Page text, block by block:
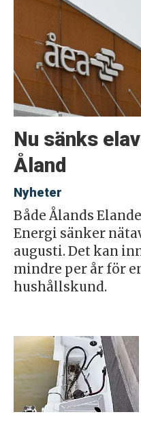
Nu sänks
Åland
Nyheter
Både Ålands
Energi sänker
augusti. Det kan
mindre per år för
hushållskund.